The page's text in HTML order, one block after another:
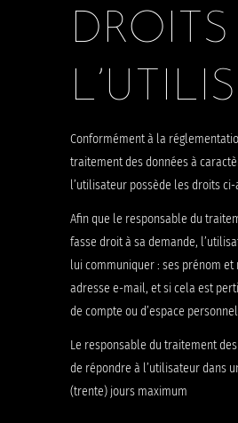
Conformément à la
traitement des données à
l’utilisateur possède les droits
Afin que le responsable du
fasse droit à sa demande,
lui communiquer : ses prénom et
adresse e-mail, et si cela est
de compte ou d’espace
Le responsable du traitement
de répondre à l’utilisateur dans
(trente) jours maximum